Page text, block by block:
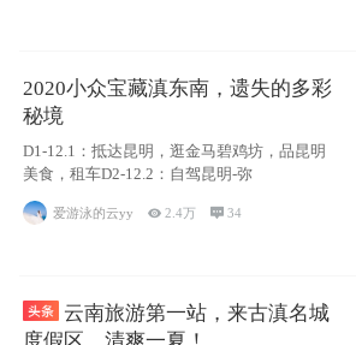
2020小众宝藏滇东南，遗失的多彩
秘境
D1-12.1：抵达昆明，逛金马碧鸡坊，品昆明
美食，租车D2-12.2：自驾昆明-弥
爱游泳的云yy 2.4万  34
云南旅游第一站，来古滇名城